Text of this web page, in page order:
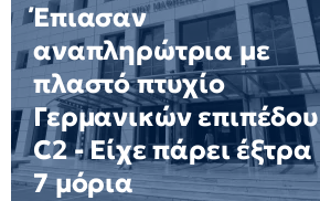
Έπιασαν
αναπληρώτρια με
πλαστό πτυχίο
Γερμανικών επιπέδου
C2 - Είχε πάρει έξτρα
7 μόρια